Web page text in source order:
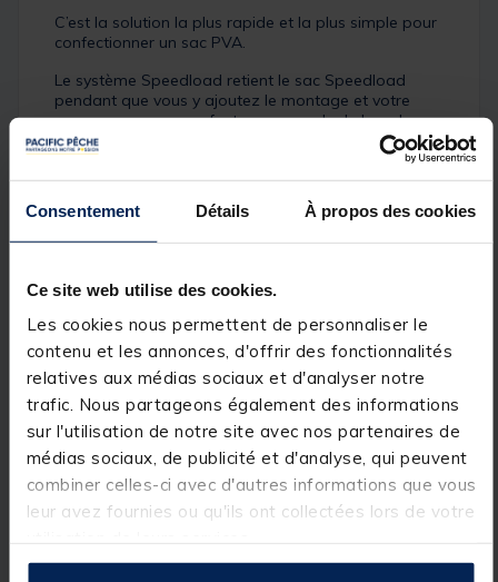
Consentement Détails À propos des cookies
Ce site web utilise des cookies.
Les cookies nous permettent de personnaliser le
contenu et les annonces, d'offrir des fonctionnalités
relatives aux médias sociaux et d'analyser notre
trafic. Nous partageons également des informations
sur l'utilisation de notre site avec nos partenaires de
médias sociaux, de publicité et d'analyse, qui peuvent
combiner celles-ci avec d'autres informations que vous
leur avez fournies ou qu'ils ont collectées lors de votre
C’est la solution la plus rapide et la plus simple pour
confectionner un sac PVA.
Le système Speedload retient le sac Speedload
pendant que vous y ajoutez le montage et votre
amorçage, avec une fente pour garder le bas de
ligne fixé dans le sac.
Utilisant une technique de scellement par torsion du
sac, vos PVA Bag sont réalisés sans qu’il soit
nécessaire de les fermer avec du ruban PVA
supprimant ainsi le noeud qui s’agglomère sur le
Fixez le sac à l’entonnoir, remplissez, léchez et
twister : vous avez réalisé un sac soluble parfait et
prêt à pêcher en quelques secondes.